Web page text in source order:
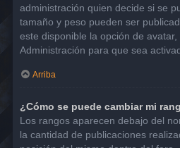
administración quien decide si se
tamaño y peso pueden ser
este disponible la opción de
Administración para que sea
Arriba
¿Cómo se puede cambiar mi
Los rangos aparecen debajo del
la cantidad de publicaciones